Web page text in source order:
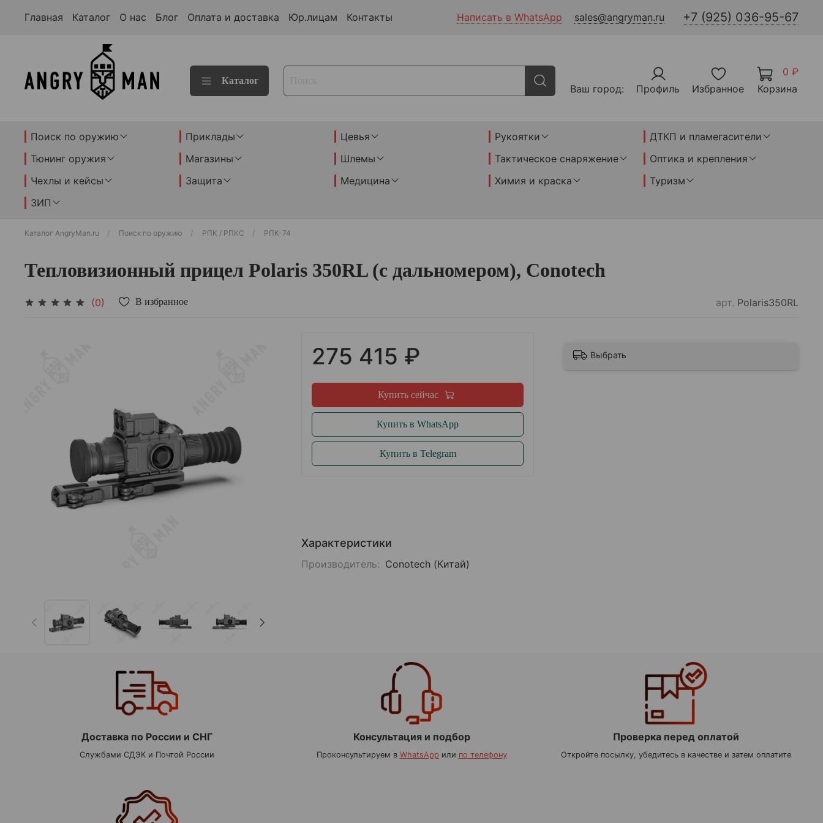
Главная Каталог О нас Блог Оплата и доставка Юр.лицам Контакты Написать в WhatsApp sales@angryman.ru +7 (925) 036-95-67
Каталог
Ваш город: Профиль Избранное
0 ₽
Корзина
Поиск по оружию Приклады Цевья Рукоятки
ДТКП и пламегасители
Тюнинг оружия
Магазины Шлемы Тактическое снаряжение
Оптика и крепления
Чехлы и кейсы
Защита Медицина Химия и краска
Туризм
ЗИП
Каталог AngryMan.ru Поиск по оружию РПК / РПКС РПК-74
Тепловизионный прицел Polaris 350RL (c дальномером), Conotech
(0) В избранное арт. Polaris350RL
Характеристики
Производитель: Conotech (Китай)
275 415 ₽
Купить сейчас
Купить в WhatsApp
Купить в Telegram
Выбрать
Доставка по России и СНГ
Службами СДЭК и Почтой России
Консультация и подбор
Проконсультируем в WhatsApp или по телефону
Проверка перед оплатой
Откройте посылку, убедитесь в качестве и затем оплатите